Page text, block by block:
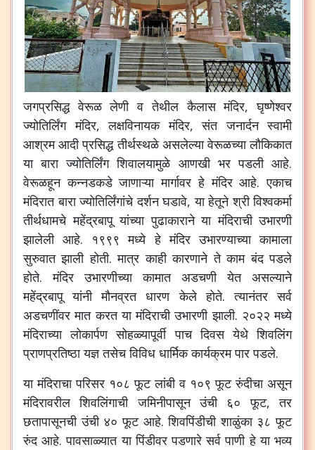
जगप्रसिद्ध वेरूळ लेणी व तेथील कैलास मंदिर,घृष्णेश्वर
ज्योतिर्लिंग मंदिर,लक्षविनायक मंदिर,संत जनार्दन स्वामी
आश्रम आदी प्रसिद्ध तीर्थस्थळे असलेल्या वेरूळच्या लौकिकात
या बारा ज्योतिर्लिंग शिवालयामुळे आणखी भर पडली आहे.
वेरूळहून कन्नडकडे जाणाऱ्या मार्गावर हे मंदिर आहे.एकाच
मंदिरात बारा ज्योतिर्लिंगांचे दर्शन घडावे,या हेतूने श्री विश्वकर्मा
तीर्थधामचे महेंद्रबापू यांच्या पुढाकाराने या मंदिराची उभारणी
झालेली आहे. १९९९ मध्ये हे मंदिर उभारण्याच्या कामाला
सुरुवात झाली होती.मात्र काही कारणाने ते काम बंद पडले
होते.मंदिर उभारणीच्या कामात अडचणी येत
असल्याने
महेंद्रबापू यांनी मौनव्रत धारण केले होते.त्यानंतर सर्व
अडचणींवर मात करत या मंदिराची उभारणी झाली. २०२२ मध्ये
मंदिराच्या लोकार्पण सोहळ्यापूर्वी पाच दिवस येथे शिवलिंग
प्राणप्रतिष्ठा यज्ञ तसेच विविध धार्मिक कार्यक्रम पार पडले.
या मंदिराचा परिसर १०८ फूट लांबी व १०९ फूट रुंदीचा असून
मंदिरावरील शिवलिंगाची जमिनीपासून उंची ६० फूट,तर
छतापासूनची उंची ४० फूट आहे.शिवपिंडीची शाळुंका ३८ फूट
रुंद आहे. पावसाळ्यात या पिंडीवर पडणारे सर्व पाणी हे या भव्य